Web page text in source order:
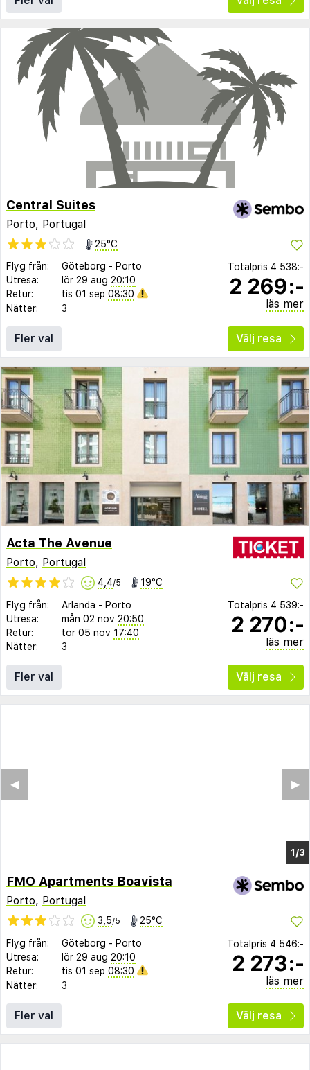
Central Suites
Porto, Portugal
25°C
Flyg från:
Göteborg - Porto
Utresa:
lör 29 aug 20:10
Retur:
tis 01 sep 08:30
Nätter:
3
Totalpris 4 538:-
2 269:-
läs mer
Fler val Välj resa
Acta The Avenue
Porto, Portugal
4,4/5 19°C
Flyg från: Arlanda - Porto
Utresa:
mån 02 nov 20:50
Retur:
tor 05 nov 17:40
Nätter:
3
Totalpris 4 539:-
2 270:-
läs mer
Fler val Välj resa
FMO Apartments Boavista
Porto, Portugal
3,5/5 25°C
Flyg från: Göteborg - Porto
Utresa:
lör 29 aug 20:10
Retur:
tis 01 sep 08:30
Nätter:
3
Totalpris 4 546:-
2 273:-
läs mer
Fler val Välj resa